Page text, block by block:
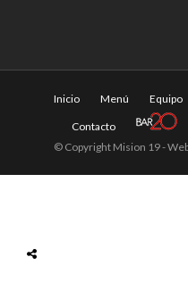
Inicio Menú Equipo
Contacto
© Copyright Mision 19 -